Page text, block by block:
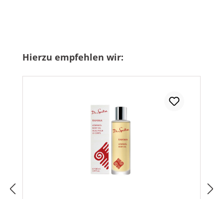
Produktgalerie überspringen
Hierzu empfehlen wir: